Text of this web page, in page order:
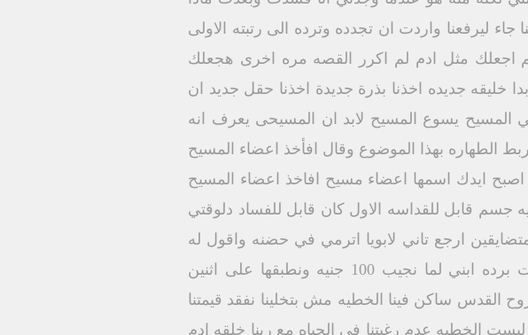
ليرفعنا واردت ان تجدده وترده الى رتبته الاولى
اجعلك مثل ادم لم اكرر القصه مره اخرى هجعلك
جديده اخذنا بذرة جديدة اخذنا حقل جديد ان
المسيح يسوع المسيح لابد ان المسيحى يعرف انه
بهذا الموضوع وقال افأخذ اعضاء المسيح
اصبح ايدك اسمها اعضاء مسيح افاخذ اعضاء المسيح
جسم قابل للقداسه الاول كان قابل للفساد دلوقتي
ارجع تاني لابويا اترمي في حضنه واقول له
سامحني انا وسخت هدومي يقول لي ما تخافش اغسل هدومك لكن انت برده ابني لما نجيب 100 جنيه ونطبقها على اثنين
القدس ساكن فينا الخطيه مش بتخلينا نفقد قيمتنا
الخطيه عدم رغبتنا في الحياه مع ربنا خلقه ادم